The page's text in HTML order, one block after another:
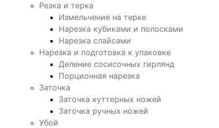
Резка и терка
Измельчение на терке
Нарезка кубиками и полосками
Нарезка слайсами
Нарезка и подготовка к упаковке
Деление сосисочных гирлянд
Порционная нарезка
Заточка
Заточка куттерных ножей
Заточка ручных ножей
Убой